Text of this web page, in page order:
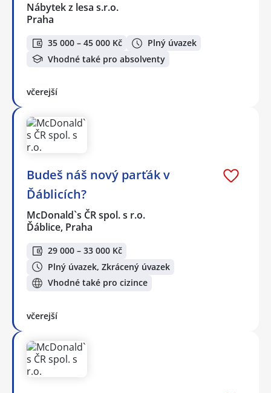
Nábytek z lesa s.r.o.
Praha
35 000 – 45 000 Kč
Plný úvazek
Vhodné také pro absolventy
včerejší
Budeš náš nový parťák v
Ďáblicích?
McDonald`s ČR spol. s r.o.
Ďáblice, Praha
29 000 – 33 000 Kč
Plný úvazek, Zkrácený úvazek
Vhodné také pro cizince
včerejší